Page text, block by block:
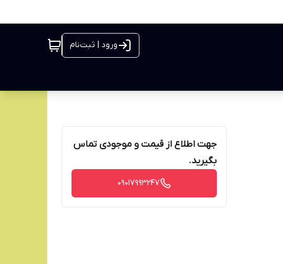
ورود | ثبت‌نام
جهت اطلاع از قیمت و موجودی تماس
بگیرید.
09017993247